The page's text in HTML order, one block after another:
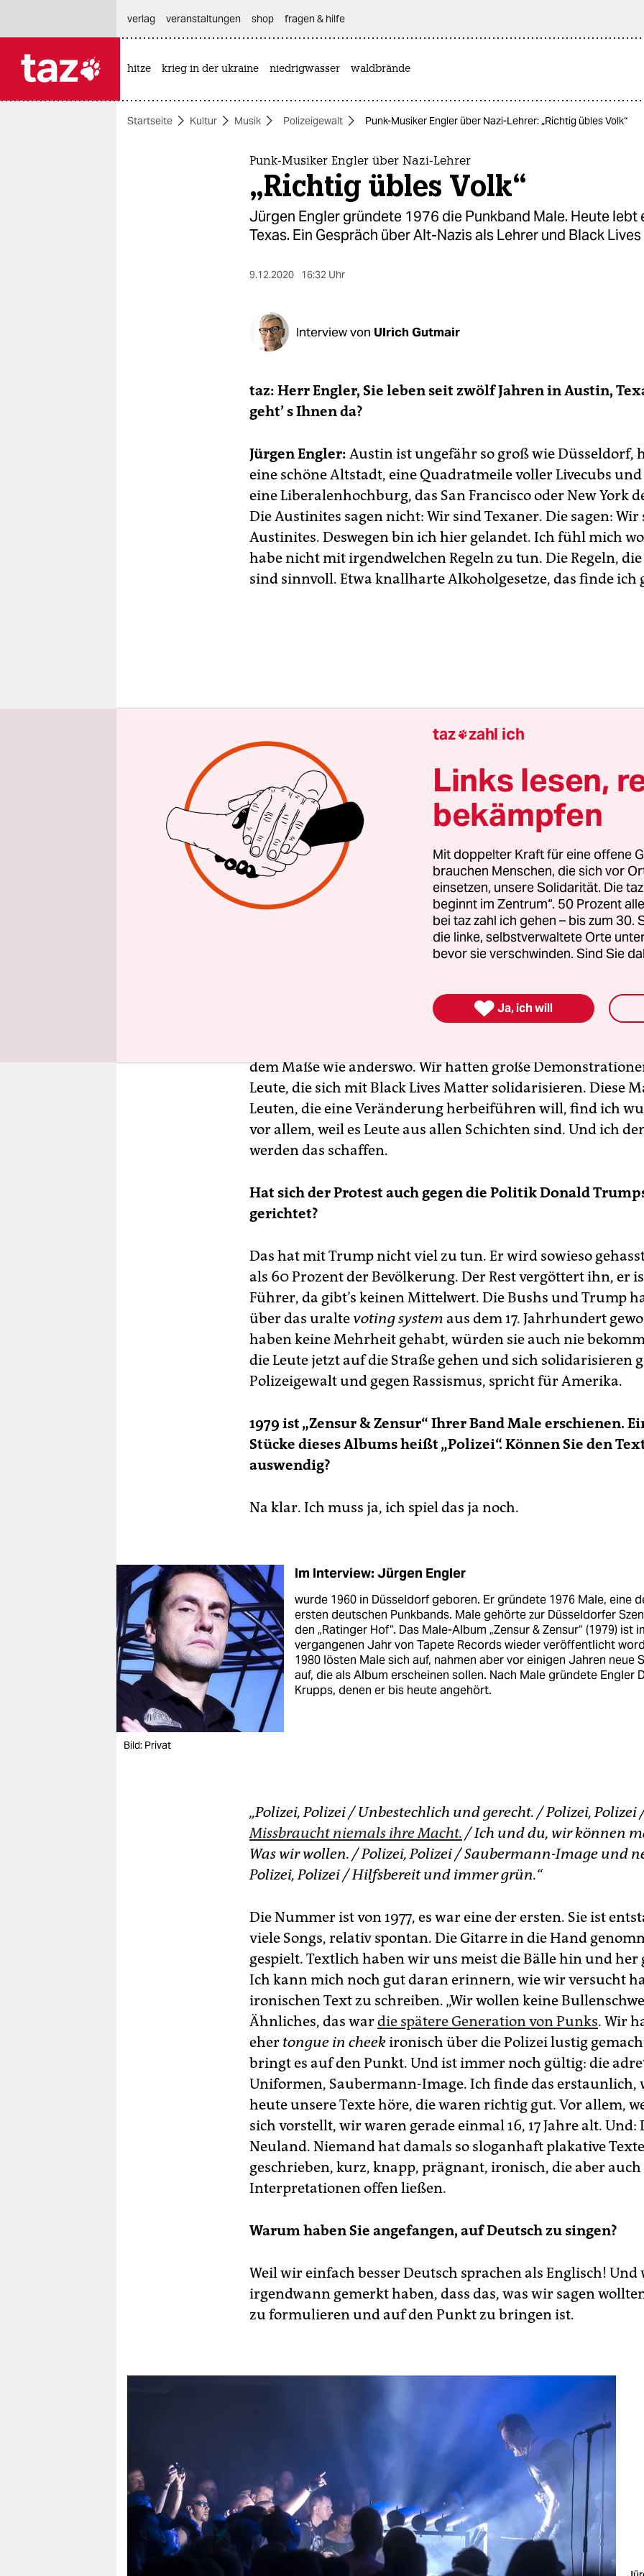
themen
verlag
veranstaltungen shop fragen & hilfe
hitze krieg in der ukraine niedrigwasser waldbrände
Startseite Kultur Musik Polizeigewalt Punk-Musiker Engler über Nazi-Lehrer: „Richtig übles Volk“
Punk-Musiker Engler über Nazi-Lehrer
„Richtig übles Volk“
Jürgen Engler gründete 1976 die Punkband Male. Heute lebt
Texas. Ein Gespräch über Alt-Nazis als Lehrer und Black
9.12.2020 16:32 Uhr
Interview von Ulrich Gutmair
taz: Herr Engler, Sie leben seit zwölf Jahren in Austin,
geht’ s Ihnen da?
Jürgen Engler: Austin ist ungefähr so groß wie Düsseldorf,
eine schöne Altstadt, eine Quadratmeile voller Livecubs und
eine Liberalenhochburg, das San Francisco oder New York
Die Austinites sagen nicht: Wir sind Texaner. Die sagen: Wir
Austinites. Deswegen bin ich hier gelandet. Ich fühl mich
habe nicht mit irgendwelchen Regeln zu tun. Die Regeln, die
sind sinnvoll. Etwa knallharte Alkoholgesetze, das finde ich
Bis zur Wahl war das Jahr 2020 in den USA von den Black-
Matter-Demonstrationen geprägt. Was war in Austin los?
Es gibt in Austin keine wirklichen Gettos, hier kann man
überall hingehen, das würde ich in bestimmten anderen
, es gibt keine Abgrenzung wie anderswo:
Es gibt aber auch hier einiges, das
dem Maße wie anderswo. Wir hatten große
Leute, die sich mit Black Lives Matter solidarisieren. Diese
Leuten, die eine Veränderung herbeiführen will, find ich
vor allem, weil es Leute aus allen Schichten sind. Und ich
werden das ­schaffen.
Hat sich der Protest auch gegen die Politik Donald
gerichtet?
Das hat mit Trump nicht viel zu tun. Er wird sowieso
als 60 Prozent der Bevölkerung. Der Rest vergöttert ihn, er
Führer, da gibt’s keinen Mittelwert. Die Bushs und Trump
über das uralte voting system aus dem 17. Jahrhundert
haben keine Mehrheit gehabt, würden sie auch nie
die Leute jetzt auf die Straße gehen und sich solidarisieren
Polizeigewalt und gegen Rassismus, spricht für Amerika.
1979 ist „Zensur & Zensur“ Ihrer Band Male erschienen.
Stücke dieses Albums heißt „Polizei“. Können Sie den
auswendig?
Na klar. Ich muss ja, ich spiel das ja noch.
Bild: Privat
Im Interview: Jürgen Engler
wurde 1960 in Düsseldorf geboren. Er gründete 1976 Male, eine
ersten deutschen Punkbands. Male gehörte zur Düsseldorfer
den „Ratinger Hof“. Das Male-Album „Zensur & Zensur“ (1979) ist
vergangenen Jahr von Tapete Records wieder veröffentlicht
1980 lösten Male sich auf, nahmen aber vor einigen Jahren neue
auf, die als Album erscheinen sollen. Nach Male gründete Engler
Krupps, denen er bis heute angehört.
„Polizei, Polizei / Unbestechlich und gerecht. / Polizei, Polizei
Missbraucht niemals ihre Macht. / Ich und du, wir können
Was wir wollen. / Polizei, Polizei / Saubermann-Image und
Polizei, Polizei / Hilfsbereit und immer grün.“
Die Nummer ist von 1977, es war eine der ersten. Sie ist
viele Songs, relativ spontan. Die Gitarre in die Hand
gespielt. Textlich haben wir uns meist die Bälle hin und her
Ich kann mich noch gut daran erinnern, wie wir versucht
ironischen Text zu ­schreiben. „Wir wollen keine
Ähnliches, das wardie spätere Generation von Punks. Wir
eher tongue in cheekironisch über die Polizei lustig
bringt es auf den Punkt. Und ist immer noch gültig: die
Uniformen, Saubermann-Image. Ich finde das erstaunlich,
heute unsere Texte höre, die waren richtig gut. Vor allem,
sich vorstellt, wir waren gerade einmal 16, 17 Jahre alt. Und:
Neuland. Niemand hat damals so sloganhaft plakative Texte
geschrieben, kurz, knapp, prägnant, ironisch, die aber auch
Interpretationen offen ließen.
Warum haben Sie angefangen, auf Deutsch zu singen?
Weil wir einfach besser Deutsch sprachen als Englisch!
irgendwann gemerkt haben, dass das, was wir sagen
zu formulieren und auf den Punkt zu bringen ist.
taz zahl ich
Links lesen,
bekämpfen
Mit doppelter Kraft für eine offene
brauchen Menschen, die sich vor
einsetzen, unsere Solidarität. Die
beginnt im Zentrum“. 50 Prozent
bei taz zahl ich gehen – bis zum
die linke, selbstverwaltete Orte
bevor sie verschwinden. Sind Sie
 Ja, ich will